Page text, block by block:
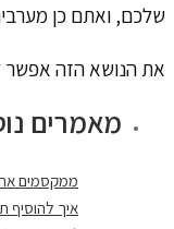
שלכם, ואתם כן
את הנושא הזה אפשר
מאמרים
ממקסמים את
איך להוסיף